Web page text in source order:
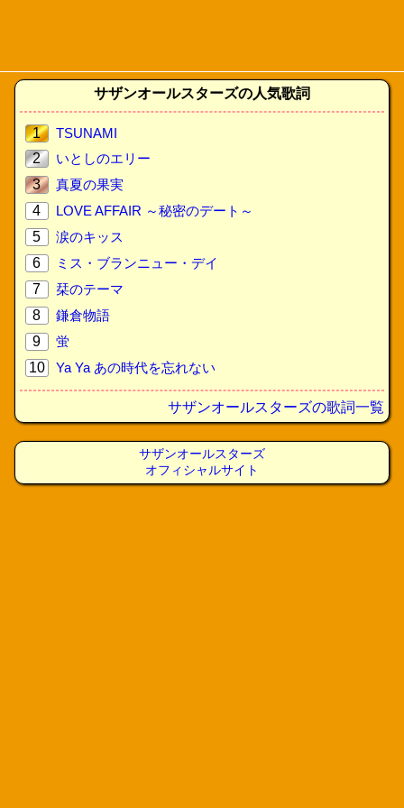
サザンオールスターズの人気歌詞
1
TSUNAMI
2
いとしのエリー
3
真夏の果実
4
LOVE AFFAIR ～秘密のデート～
5
涙のキッス
6
ミス・ブランニュー・デイ
7
栞のテーマ
8
鎌倉物語
9
蛍
10
Ya Ya あの時代を忘れない
サザンオールスターズの歌詞一覧
サザンオールスターズ
オフィシャルサイト